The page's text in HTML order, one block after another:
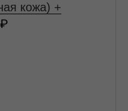
кожа) +